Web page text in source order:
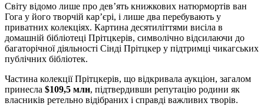
Світу відомо лише про дев’ять книжкових натюрмортів ван
Гога у його творчій кар’єрі, і лише два перебувають у
приватних колекціях. Картина десятиліттями висіла в
домашній бібліотеці Прітцкерів, символічно відсилаючи до
багаторічної діяльності Сінді Прітцкер у підтримці чикагських
публічних бібліотек.
Частина колекції Прітцкерів, що відкривала аукціон, загалом
принесла $109,5 млн, підтвердивши репутацію родини як
власників ретельно відібраних і справді важливих творів.